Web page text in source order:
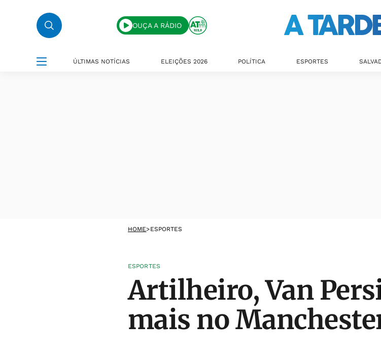
OUÇA A RÁDIO
ÚLTIMAS NOTÍCIAS ELEIÇÕES 2026 POLÍTICA ESPORTES
HOME>ESPORTES
ESPORTES
Artilheiro, Van
mais no